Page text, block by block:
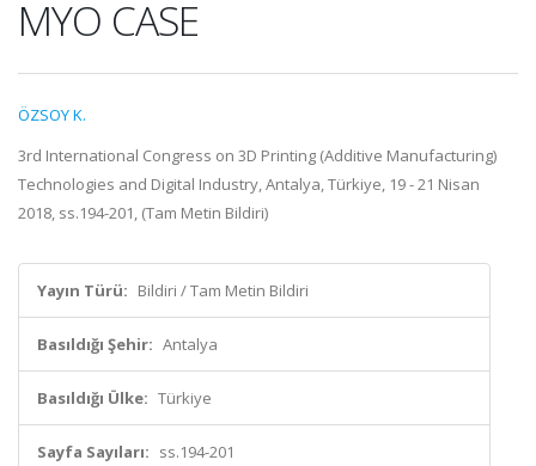
MYO CASE
ÖZSOY K.
3rd International Congress on 3D Printing (Additive Manufacturing)
Technologies and Digital Industry, Antalya, Türkiye, 19 - 21 Nisan
2018, ss.194-201, (Tam Metin Bildiri)
Yayın Türü: Bildiri / Tam Metin Bildiri
Basıldığı Şehir: Antalya
Basıldığı Ülke: Türkiye
Sayfa Sayıları: ss.194-201